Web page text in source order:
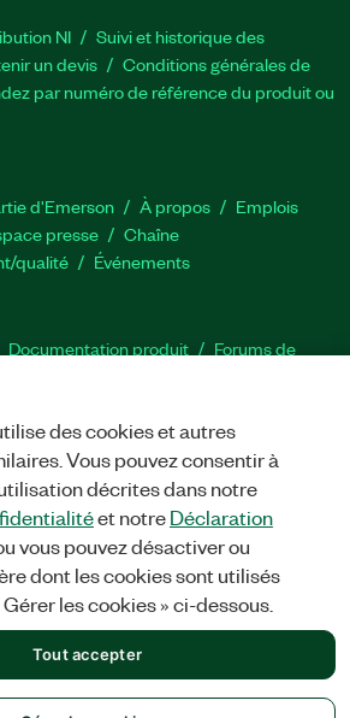
NI
Suivi et historique des
un devis
Conditions générales de
par numéro de référence du produit ou
d'Emerson À propos
Emplois
presse
Chaîne
qualité
Événements
Documentation produit
Forums de
TwitterYouTube
CORP. TOUS DROITS RÉSERVÉS.
des cookies et autres
Vous pouvez consentir à
décrites dans notre
et notreDéclaration
vous pouvez désactiver ou
dont les cookies sont utilisés
les cookies » ci-dessous.
Tout accepter